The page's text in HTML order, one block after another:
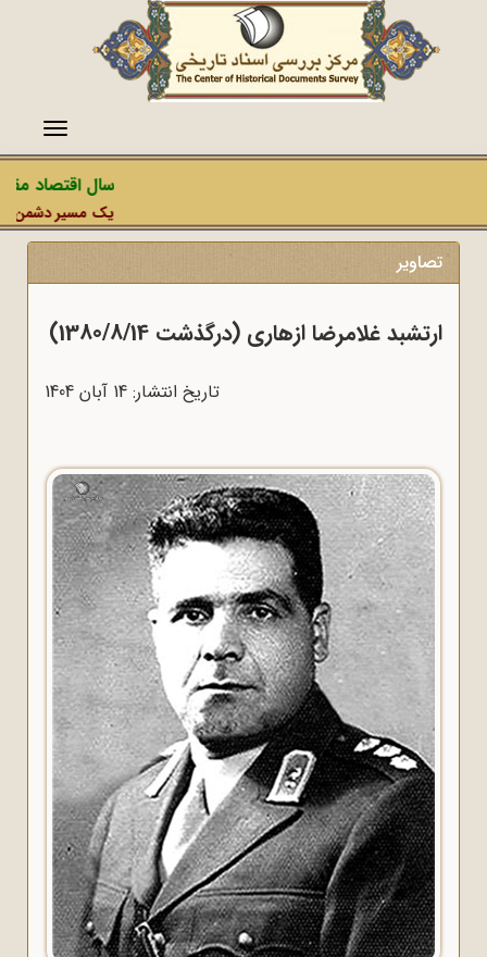
منو
سال اقتصاد
یک مسیر دشمن،
تصاویر
ارتشبد غلامرضا ازهاری (درگذشت 1380/8/14)
تاریخ انتشار: 14 آبان 1404